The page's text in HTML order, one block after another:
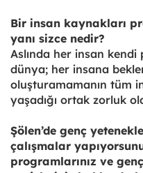
Bir insan kaynakları
yanı sizce nedir?
Aslında her insan
dünya; her insana
oluşturamamanın tüm
yaşadığı ortak zorluk
Şölen’de genç
çalışmalar
programlarınız ve